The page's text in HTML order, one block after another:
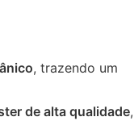
, trazendo um
de alta qualidade,